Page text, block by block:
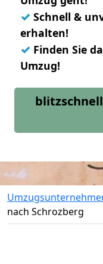
✓ Schnell &
erhalten!
✓ Finden Sie
Umzug!
nach Schrozberg